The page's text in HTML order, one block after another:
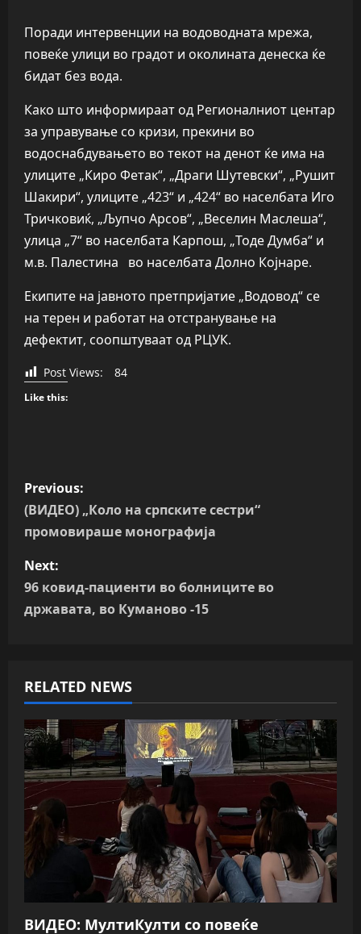
Поради интервенции на водоводната мрежа,
повеќе улици во градот и околината денеска ќе
бидат без вода.
Како што информираат од Регионалниот центар
за управување со кризи, прекини во
водоснабдувањето во текот на денот ќе има на
улиците „Киро Фетак“, „Драги Шутевски“, „Рушит
Шакири“, улиците „423“ и „424“ во населбата Иго
Тричковиќ, „Љупчо Арсов“, „Веселин Маслеша“,
улица „7“ во населбата Карпош, „Тоде Думба“ и
м.в. Палестина во населбата Долно Којнаре.
Екипите на јавното претпријатие „Водовод“ се
на терен и работат на отстранување на
дефектит, соопштуваат од РЦУК.
Post Views: 84
Like this:
P
o
s
t
n
v
i
g
a
t
i
o
n
Previous:
(ВИДЕО) „Коло на српските сестри“
промовираше монографија
Next:
96 ковид-пациенти во болниците во
државата, во Куманово -15
RELATED NEWS
ВИДЕО: МултиКулти со повеќе